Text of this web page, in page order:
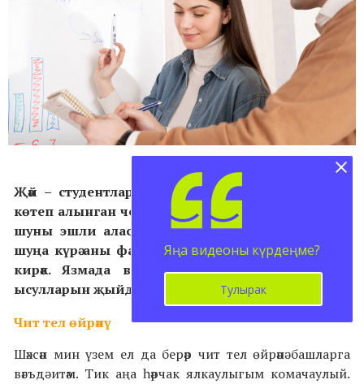
Җәй – студентлар һәм мәктәп укучылары өчен иң
көтеп алынган чор. Вакыт күп, нәрсә эшлисең килә,
шуны эшли аласың. Тик җәйнең гомере кыска,
шуңа күрә аны файдалырак үткәрергә тырышырга
кирәк. Язмада вакытны кирәкле итеп уздыру
ысулларын җыйдык.
Чит тел өйрәнү
Шәхсән мин үзем ел да берәр чит тел өйрәнә башларга
вәгъдә итәм. Тик аңа һәрчак ялкаулыгым комачаулый.
Яңа видеоны күрдеңме?
Тулырак